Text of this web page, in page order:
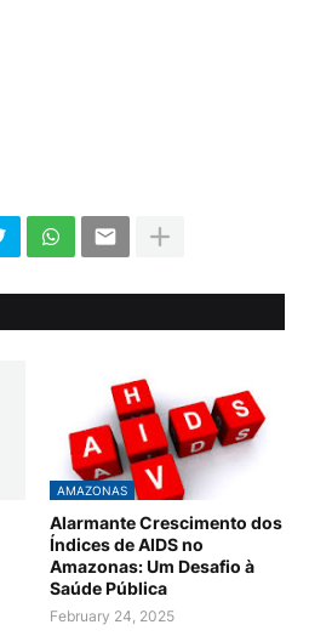
AMAZONAS
Alarmante Crescimento dos
Índices de AIDS no
Amazonas: Um Desafio à
Saúde Pública
February 24, 2025